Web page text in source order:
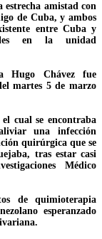
amistad con
de Cuba, y ambos
entre Cuba y
en la unidad
Hugo Chávez fue
martes 5 de marzo
cual se encontraba
una infección
quirúrgica que se
tras estar casi
Médico
de quimioterapia
esperanzado